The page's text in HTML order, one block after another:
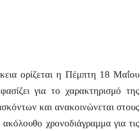
ορίζεται η Πέμπτη 18 Μαΐου
για το χαρακτηρισμό της
και ανακοινώνεται στους
χρονοδιάγραμμα για τις